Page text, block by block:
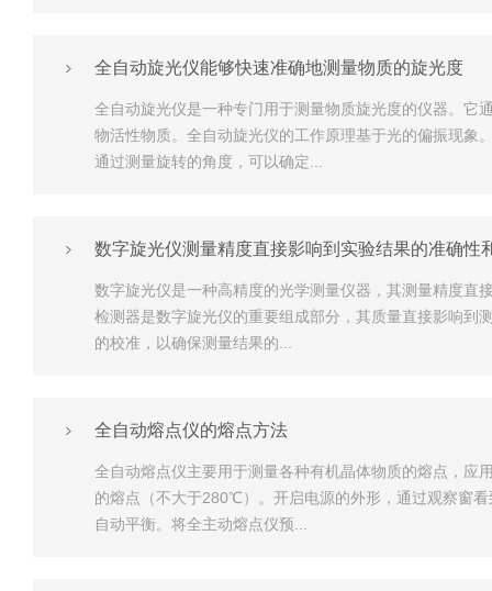
全自动旋光仪能够快速准确地测量物质的旋光度
全自动旋光仪是一种专门用于测量物质旋光度的仪器。它
物活性物质。全自动旋光仪的工作原理基于光的偏振现象
通过测量旋转的角度，可以确定...
数字旋光仪测量精度直接影响到实验结果的准确性
数字旋光仪是一种高精度的光学测量仪器，其测量精度直
检测器是数字旋光仪的重要组成部分，其质量直接影响到
的校准，以确保测量结果的...
全自动熔点仪的熔点方法
全自动熔点仪主要用于测量各种有机晶体物质的熔点，应
的熔点（不大于280℃）。开启电源的外形，通过观察窗
自动平衡。将全主动熔点仪预...